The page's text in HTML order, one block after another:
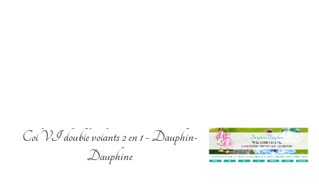
Col VI double volants 2 en 1 - Dauphin-
Dauphine